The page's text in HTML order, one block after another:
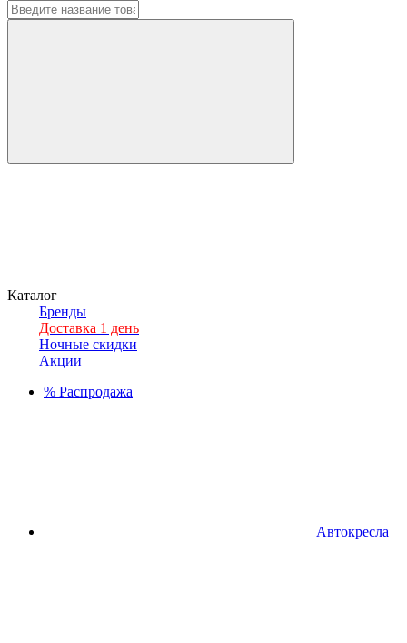
Каталог
Бренды
Доставка 1 день
Ночные скидки
Акции
% Распродажа
Автокресла